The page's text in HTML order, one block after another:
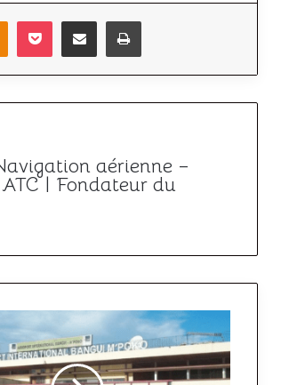
Odnoklassniki
PocketPartager par emailImprimer
aérienne –
| Fondateur du